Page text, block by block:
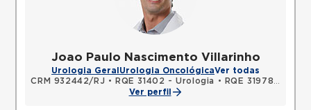
Joao Paulo Nascimento Villarinho
Urologia Geral Urologia OncológicaVer todas
CRM 932442/RJ • RQE 31402 - Urologia •
RQE 31978 - Cirurgia geral
Ver perfil